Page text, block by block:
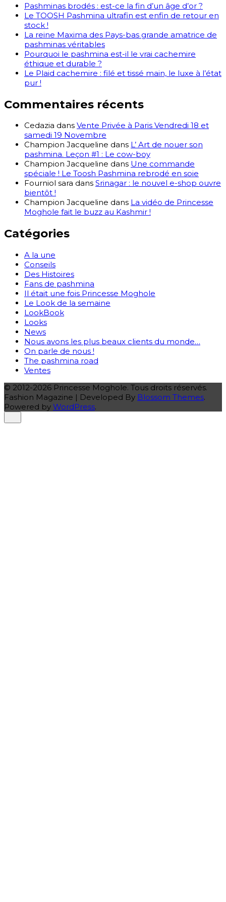
Pashminas brodés : est-ce la fin d’un âge d’or ?
Le TOOSH Pashmina ultrafin est enfin de retour en
stock !
La reine Maxima des Pays-bas grande amatrice de
pashminas véritables
Pourquoi le pashmina est-il le vrai cachemire
éthique et durable ?
Le Plaid cachemire : filé et tissé main, le luxe à l’état
pur !
Commentaires récents
Cedazia dans Vente Privée à Paris Vendredi 18 et
samedi 19 Novembre
Champion Jacqueline dans L’ Art de nouer son
pashmina. Leçon #1 : Le cow-boy
Champion Jacqueline dans Une commande
spéciale ! Le Toosh Pashmina rebrodé en soie
Fourniol sara dans Srinagar : le nouvel e-shop ouvre
bientôt !
Champion Jacqueline dans La vidéo de Princesse
Moghole fait le buzz au Kashmir !
Catégories
A la une
Conseils
Des Histoires
Fans de pashmina
Il était une fois Princesse Moghole
Le Look de la semaine
LookBook
Looks
News
Nous avons les plus beaux clients du monde…
On parle de nous !
The pashmina road
Ventes
© 2012-2026 Princesse Moghole. Tous droits réservés.
Fashion Magazine | Developed By Blossom Themes.
Powered by WordPress.